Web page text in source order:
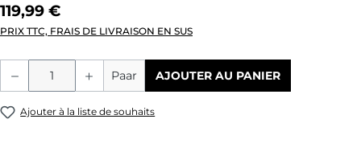
119,99 €
PRIX TTC, FRAIS DE LIVRAISON EN SUS
Quantité de produit : Entrez la
Paar AJOUTER AU PANIER
Ajouter à la liste de souhaits